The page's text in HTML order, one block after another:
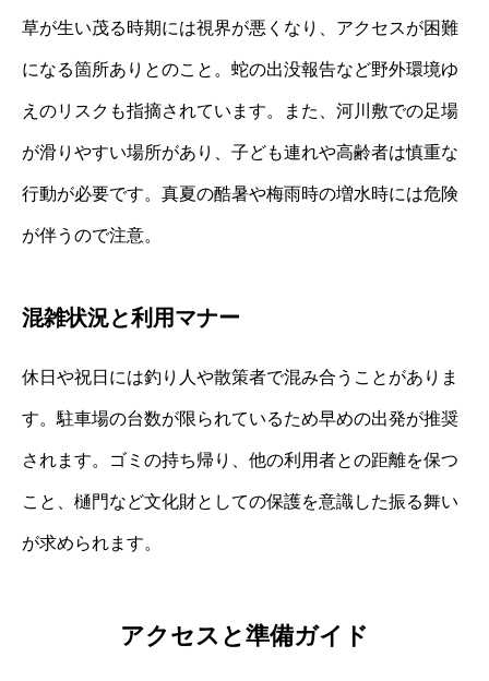
草が生い茂る時期には視界が悪くなり、アクセスが困難
になる箇所ありとのこと。蛇の出没報告など野外環境ゆ
えのリスクも指摘されています。また、河川敷での足場
が滑りやすい場所があり、子ども連れや高齢者は慎重な
行動が必要です。真夏の酷暑や梅雨時の増水時には危険
が伴うので注意。
混雑状況と利用マナー
休日や祝日には釣り人や散策者で混み合うことがありま
す。駐車場の台数が限られているため早めの出発が推奨
されます。ゴミの持ち帰り、他の利用者との距離を保つ
こと、樋門など文化財としての保護を意識した振る舞い
が求められます。
アクセスと準備ガイド